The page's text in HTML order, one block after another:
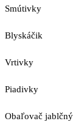
Smútivky
Blyskáčik
Vrtivky
Piadivky
Obaľovač jablčný